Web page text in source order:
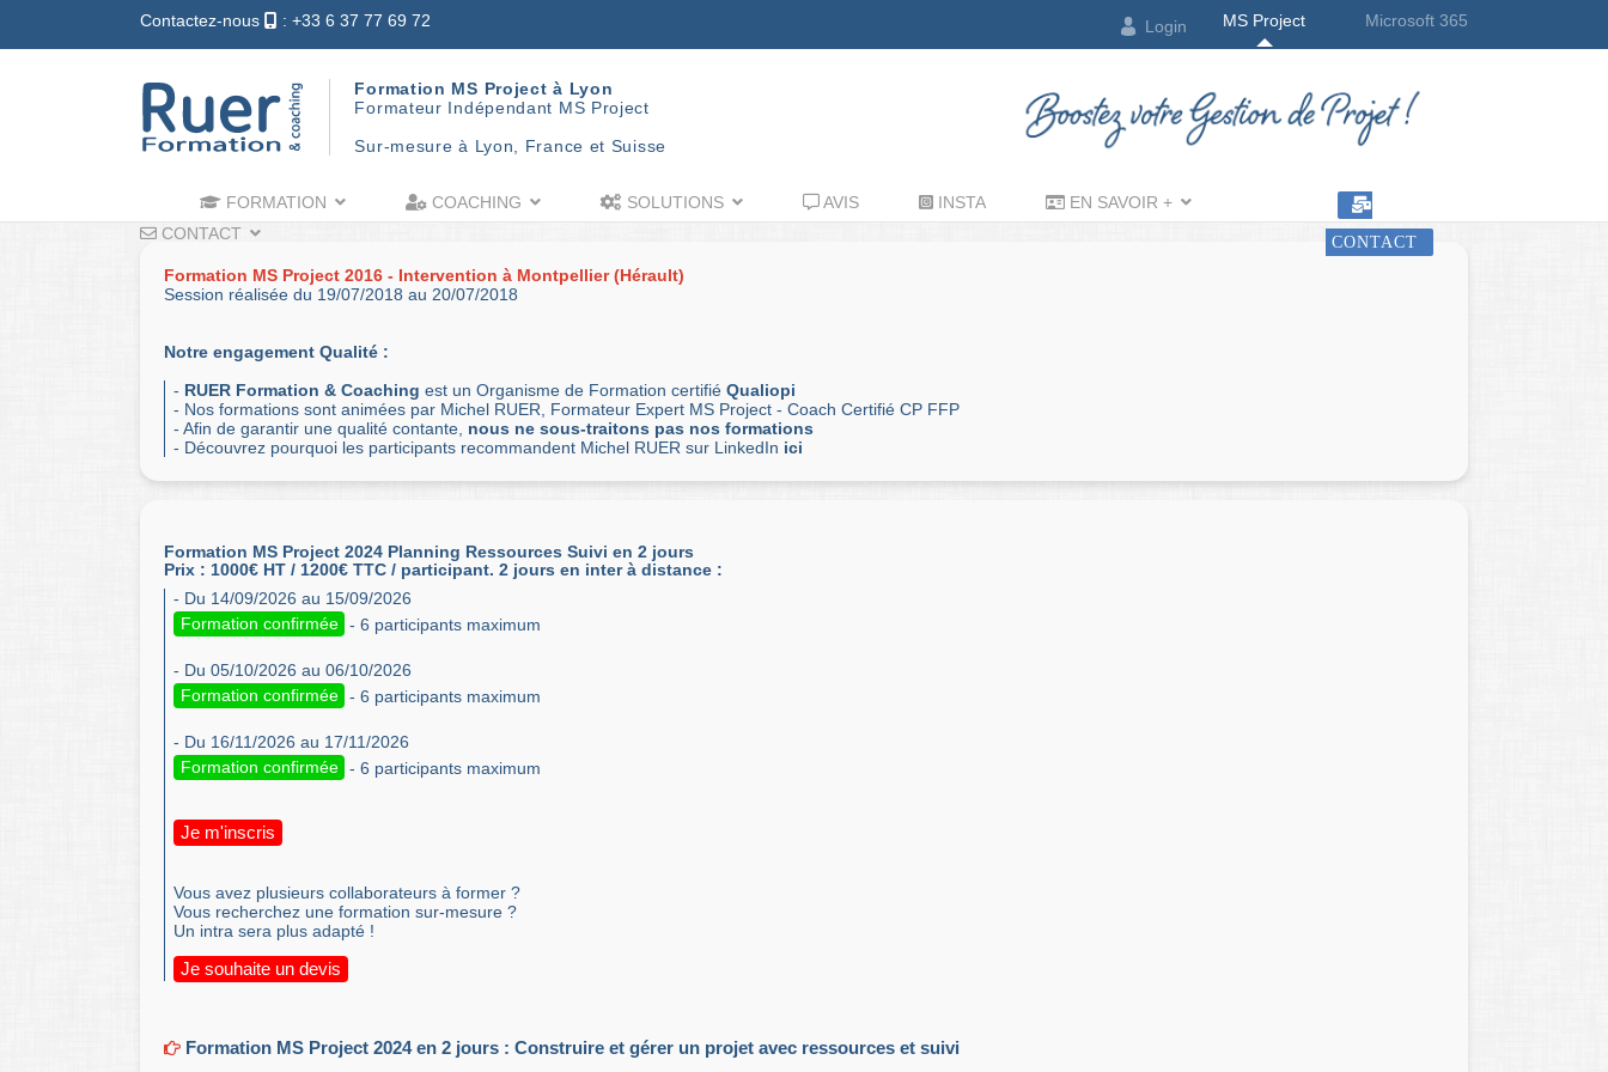
Contactez-nous : +33 6 37 77 69 72 Login MS Project Microsoft 365
Formation MS Project à Lyon
Formateur Indépendant MS Project
Sur-mesure à Lyon, France et Suisse
CONTACT
FORMATION COACHING SOLUTIONS AVIS INSTA
EN SAVOIR +
CONTACT
Formation MS Project 2016 - Intervention à Montpellier (Hérault)
Session réalisée du 19/07/2018 au 20/07/2018
Notre engagement Qualité :
- RUER Formation & Coaching est un Organisme de Formation certifié Qualiopi
- Nos formations sont animées par Michel RUER, Formateur Expert MS Project - Coach Certifié CP FFP
- Afin de garantir une qualité contante, nous ne sous-traitons pas nos formations
- Découvrez pourquoi les participants recommandent Michel RUER sur LinkedIn ici
Formation MS Project 2024 Planning Ressources Suivi en 2 jours
Prix : 1000€ HT / 1200€ TTC / participant. 2 jours en inter à distance :
- Du 14/09/2026 au 15/09/2026
Formation confirmée - 6 participants maximum
- Du 05/10/2026 au 06/10/2026
Formation confirmée - 6 participants maximum
- Du 16/11/2026 au 17/11/2026
Formation confirmée - 6 participants maximum
Je m'inscris
Vous avez plusieurs collaborateurs à former ?
Vous recherchez une formation sur-mesure ?
Un intra sera plus adapté !
Je souhaite un devis
Formation MS Project 2024 en 2 jours : Construire et gérer un projet avec ressources et suivi